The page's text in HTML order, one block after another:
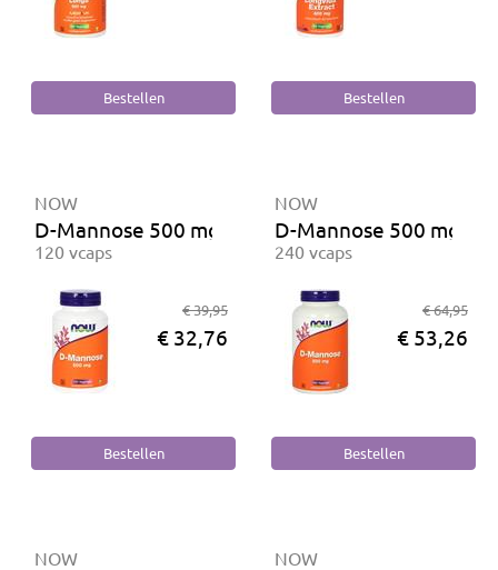
NOW
D-Mannose 500 mg
120 vcaps
€ 39,95
€ 32,76
NOW
D-Mannose 500 mg
240 vcaps
€ 64,95
€ 53,26
NOW NOW